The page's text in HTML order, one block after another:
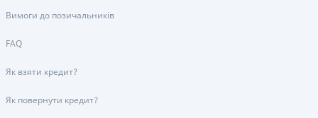
Вимоги до позичальників
FAQ
Як взяти кредит?
Як повернути кредит?